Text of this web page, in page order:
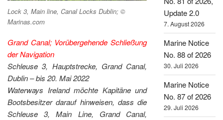
Lock 3, Main line, Canal Locks Dublin; ©
Marinas.com
Grand Canal; Vorübergehende Schließung
der Navigation
Schleuse 3, Hauptstrecke, Grand Canal,
Dublin – bis 20. Mai 2022
Waterways Ireland möchte Kapitäne und
Bootsbesitzer darauf hinweisen, dass die
Schleuse 3, Main Line, Grand Canal,
Update 2.0
7. August 2026
Marine Notice
No. 88 of 2026
30. Juli 2026
Marine Notice
No. 87 of 2026
29. Juli 2026